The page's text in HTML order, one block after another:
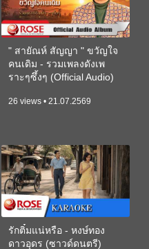
" สายัณห์ สัญญา " ขวัญใจ
คนเดิม - รวมเพลงดังเพ
ราะๆซึ้งๆ (Official Audio)
26 views • 21.07.2569
รักติ๋มแน่หรือ - หงษ์ทอง
ดาวอุดร (ซาวด์ดนตรี)